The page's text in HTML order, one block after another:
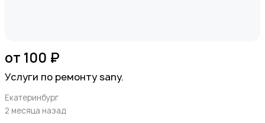
от 100 ₽
Услуги по ремонту sany.
Екатеринбург
2 месяца назад